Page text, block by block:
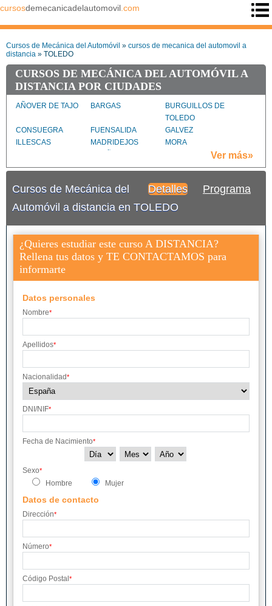
cursosdemecanicadelautomovil .com
Cursos de Mecánica del Automóvil » cursos de mecanica del automovil a
distancia » TOLEDO
CURSOS DE MECÁNICA DEL AUTOMÓVIL A
DISTANCIA POR CIUDADES
AÑOVER DE TAJO BARGAS
BURGUILLOS DE
TOLEDO
CONSUEGRA
FUENSALIDA
GALVEZ
ILLESCAS
MADRIDEJOS
MORA
PUEBLA DE
QUINTANAR DE LA
SESEÑA
SONSECA
TALAVERA DE LA
REINA
TOLEDO ciudad
YEBENES (LOS)
Ver más»
Detalles Programa
Cursos de Mecánica del
Automóvil a distancia en TOLEDO
¿Quieres estudiar este curso A DISTANCIA?
Rellena tus datos y TE CONTACTAMOS para
informarte
Datos personales
Nombre*
Apellidos*
Nacionalidad*
DNI/NIF*
Fecha de Nacimiento*
Sexo*
Hombre Mujer
Datos de contacto
Dirección*
Número*
Código Postal *